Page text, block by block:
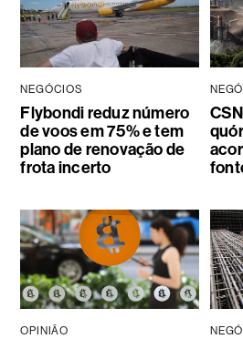
NEGÓCIOS
Flybondi reduz número
de voos em 75% e tem
plano de renovação de
frota incerto
OPINIÃO